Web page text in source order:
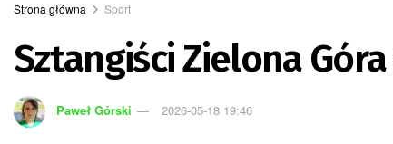
Strona główna Sport
Sztangiści Zielona
Paweł Górski 2026-05-18 19:46